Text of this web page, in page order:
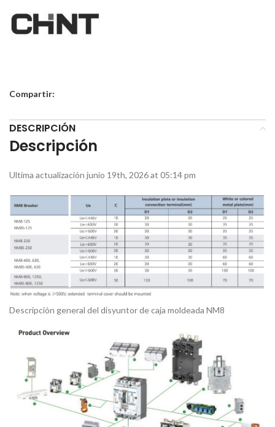
Compartir:
DESCRIPCIÓN
Descripción
Ultima actualización junio 19th, 2026 at 05:14 pm
Descripción general del disyuntor de caja moldeada NM8